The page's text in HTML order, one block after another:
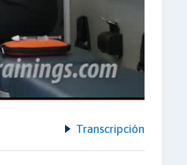
Transcripción